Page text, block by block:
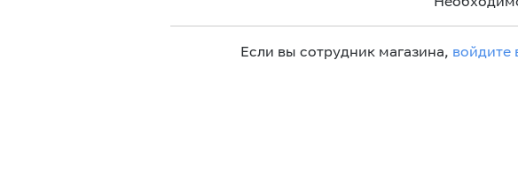
Если вы сотрудник магазина, войдите